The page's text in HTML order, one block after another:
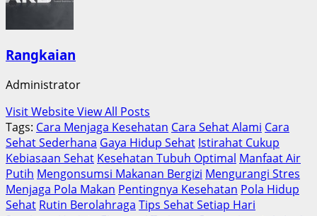
Rangkaian
Administrator
Visit WebsiteView All Posts
Tags: Cara Menjaga Kesehatan Cara Sehat Alami Cara
Sehat Sederhana Gaya Hidup Sehat Istirahat Cukup
Kebiasaan Sehat Kesehatan Tubuh Optimal Manfaat Air
Putih Mengonsumsi Makanan Bergizi Mengurangi Stres
Menjaga Pola Makan Pentingnya Kesehatan Pola Hidup
Sehat Rutin Berolahraga Tips Sehat Setiap Hari